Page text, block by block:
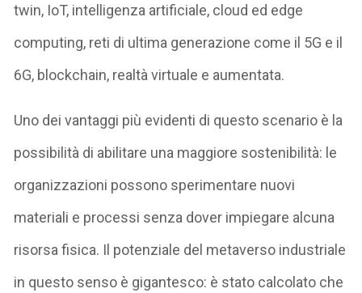
twin, IoT, intelligenza artificiale, cloud ed edge
computing, reti di ultima generazione come il 5G e il
6G, blockchain, realtà virtuale e aumentata.
Uno dei vantaggi più evidenti di questo scenario è la
possibilità di abilitare una maggiore sostenibilità: le
organizzazioni possono sperimentare nuovi
materiali e processi senza dover impiegare alcuna
risorsa fisica. Il potenziale del metaverso industriale
in questo senso è gigantesco: è stato calcolato che